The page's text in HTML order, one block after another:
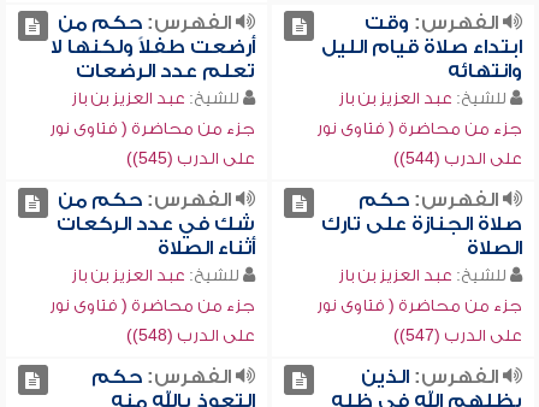
الفهرس: وقت
ابتداء صلاة قيام الليل
وانتهائه
للشيخ: عبد العزيز بن باز
جزء من محاضرة ( فتاوى نور
على الدرب (544))
الفهرس:حكم من
أرضعت طفلاً ولكنها لا
تعلم عدد الرضعات
للشيخ: عبد العزيز بن باز
جزء من محاضرة ( فتاوى نور
على الدرب (545))
الفهرس:حكم
صلاة الجنازة على تارك
الصلاة
للشيخ: عبد العزيز بن باز
جزء من محاضرة ( فتاوى نور
على الدرب (547))
الفهرس:حكم من
شك في عدد الركعات
أثناء الصلاة
للشيخ: عبد العزيز بن باز
جزء من محاضرة ( فتاوى نور
على الدرب (548))
الفهرس:الذين
يظلهم الله في ظله
الفهرس:حكم
التعوذ بالله منه